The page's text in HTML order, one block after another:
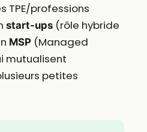
TPE/professions
start-ups(rôle hybride
MSP(Managed
mutualisent
petites